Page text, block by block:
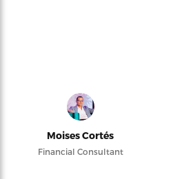
Moises Cortés
Financial Consultant